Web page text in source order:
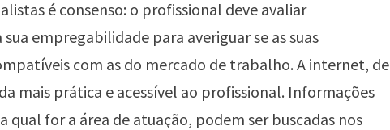
é consenso: o profissional deve avaliar
empregabilidade para averiguar se as suas
com as do mercado de trabalho. A internet, de
mais prática e acessível ao profissional. Informações
qual for a área de atuação, podem ser buscadas nos